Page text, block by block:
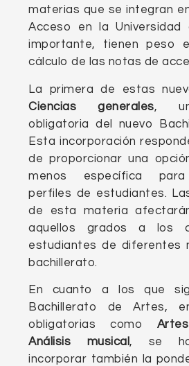
materias que se integran
Acceso en la Universidad
importante, tienen peso
cálculo de las notas de
La primera de estas
Ciencias generales,
obligatoria del nuevo
Esta incorporación
de proporcionar una
menos específica para
perfiles de estudiantes.
de esta materia
aquellos grados a los
estudiantes de diferentes
bachillerato.
En cuanto a los que
Bachillerato de Artes,
obligatorias como
Análisis musical, se ha
incorporar también la